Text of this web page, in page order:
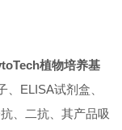
植物培养基
ELISA试剂盒、
、二抗、其产品吸